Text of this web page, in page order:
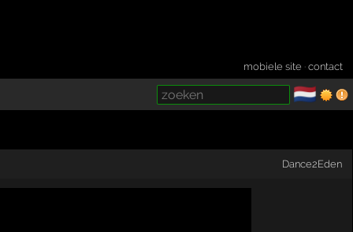
mobiele site ·contact
🇳🇱
Dance2Eden